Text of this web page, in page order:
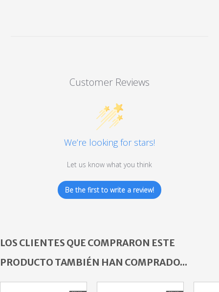
Customer Reviews
We’re looking for stars!
Let us know what you think
Be the first to write a review!
LOS CLIENTES QUE COMPRARON ESTE
PRODUCTO TAMBIÉN HAN COMPRADO...